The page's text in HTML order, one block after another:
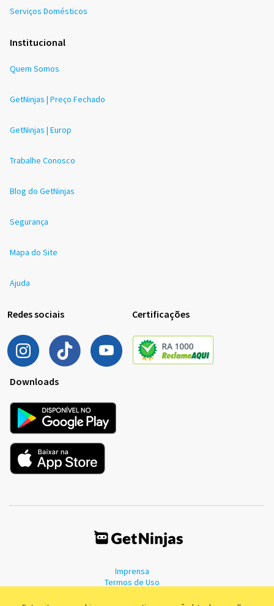
Serviços Domésticos
Institucional
Quem Somos
GetNinjas | Preço Fechado
GetNinjas | Europ
Trabalhe Conosco
Blog do GetNinjas
Segurança
Mapa do Site
Ajuda
Redes sociais Certificações
Downloads
Imprensa
Termos de Uso